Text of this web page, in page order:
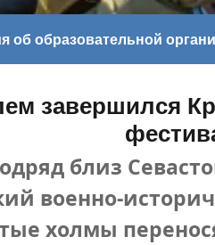
об образовательной
завершился
близ
военно-
холмы